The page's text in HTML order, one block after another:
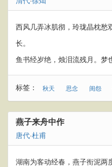
西风几弄冰肌彻，玲珑晶枕愁
长。
鱼书经岁绝，烛泪流残月。梦
标签： 秋天 思念 闺怨
燕子来舟中作
唐代·杜甫
湖南为客动经春，燕子衔泥两